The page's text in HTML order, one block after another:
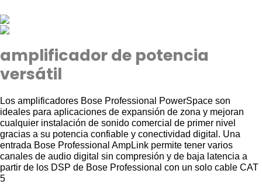
amplificador de potencia
versátil
Los amplificadores Bose Professional PowerSpace son
ideales para aplicaciones de expansión de zona y mejoran
cualquier instalación de sonido comercial de primer nivel
gracias a su potencia confiable y conectividad digital. Una
entrada Bose Professional AmpLink permite tener varios
canales de audio digital sin compresión y de baja latencia a
partir de los DSP de Bose Professional con un solo cable CAT
5